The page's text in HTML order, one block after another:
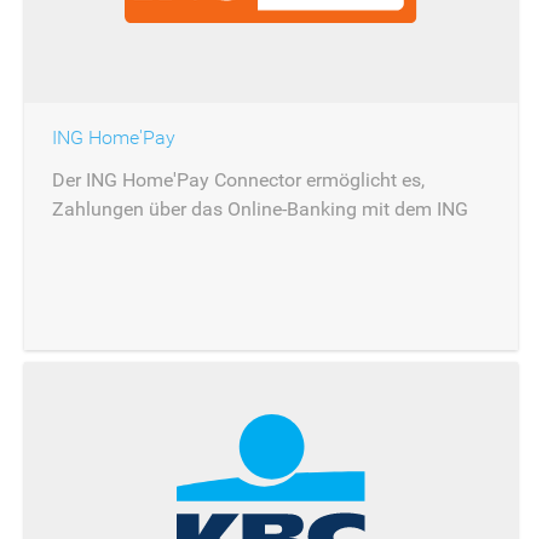
ING Home'Pay
Der ING Home'Pay Connector ermöglicht es,
Zahlungen über das Online-Banking mit dem ING